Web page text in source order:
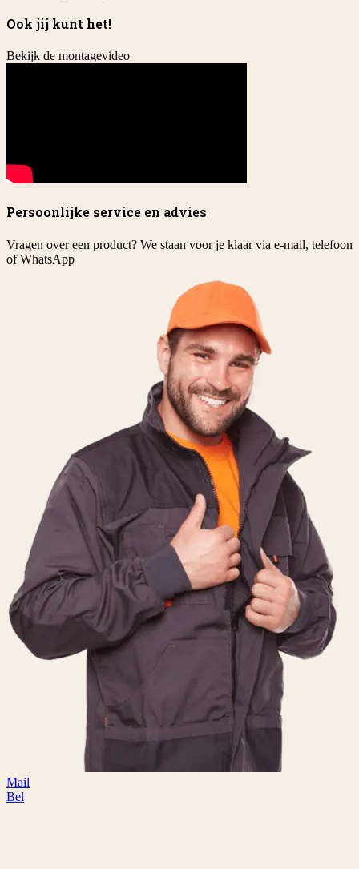
Ook jij kunt het!
Bekijk de montagevideo
Persoonlijke service en advies
Vragen over een product? We staan voor je klaar via e-mail, telefoon
of WhatsApp
Mail
Bel